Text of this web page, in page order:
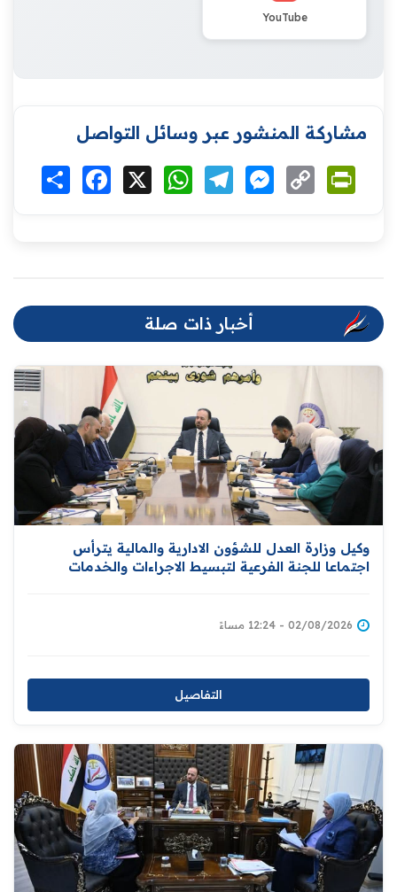
YouTube
مشاركة المنشور عبر وسائل التواصل
انشر Facebook WhatsAppTelegramMessenger
Copy
Link
أخبار ذات صلة
وكيل وزارة العدل للشؤون الادارية والمالية يترأس
اجتماعا للجنة الفرعية لتبسيط الاجراءات والخدمات
02/08/2026 - 12:24 مساءً
التفاصيل